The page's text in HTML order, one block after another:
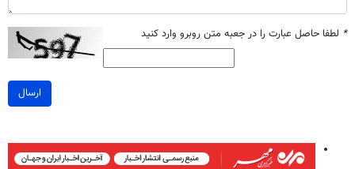
* لطفا حاصل عبارت را در جعبه متن روبرو وارد کنید
ارسال